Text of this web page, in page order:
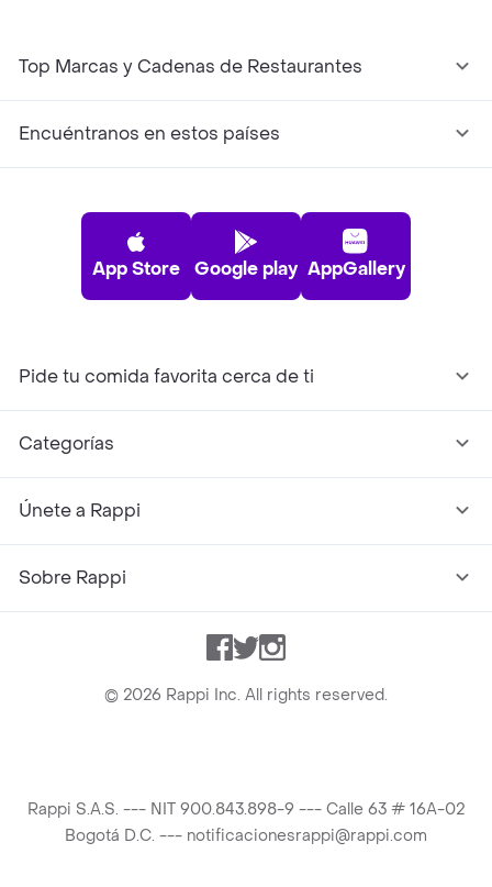
Top Marcas y Cadenas de Restaurantes
Encuéntranos en estos países
App Store Google play AppGallery
Pide tu comida favorita cerca de ti
Categorías
Únete a Rappi
Sobre Rappi
Facebook
TwitterInstagram
© 2026 Rappi Inc. All rights reserved.
Rappi S.A.S. --- NIT 900.843.898-9 --- Calle 63 # 16A-02
Bogotá D.C. --- notificacionesrappi@rappi.com